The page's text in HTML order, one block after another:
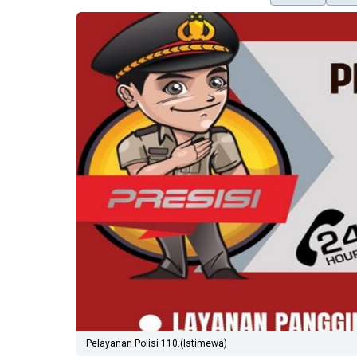
Pelayanan Polisi 110.(Istimewa)